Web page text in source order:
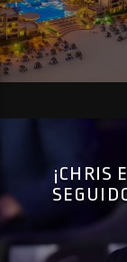
¡CHRIS